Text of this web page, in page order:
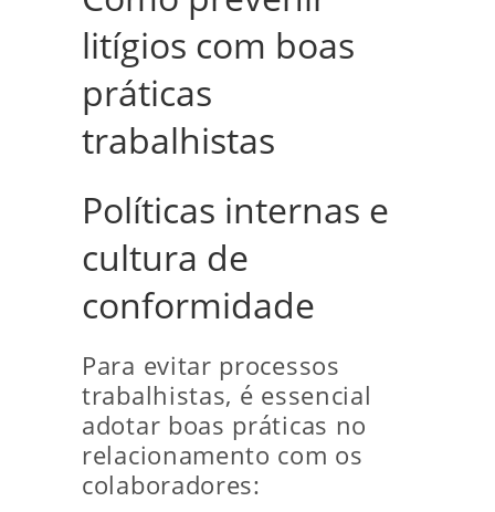
litígios com boas
práticas
trabalhistas
Políticas internas e
cultura de
conformidade
Para evitar processos
trabalhistas, é essencial
adotar boas práticas no
relacionamento com os
colaboradores: